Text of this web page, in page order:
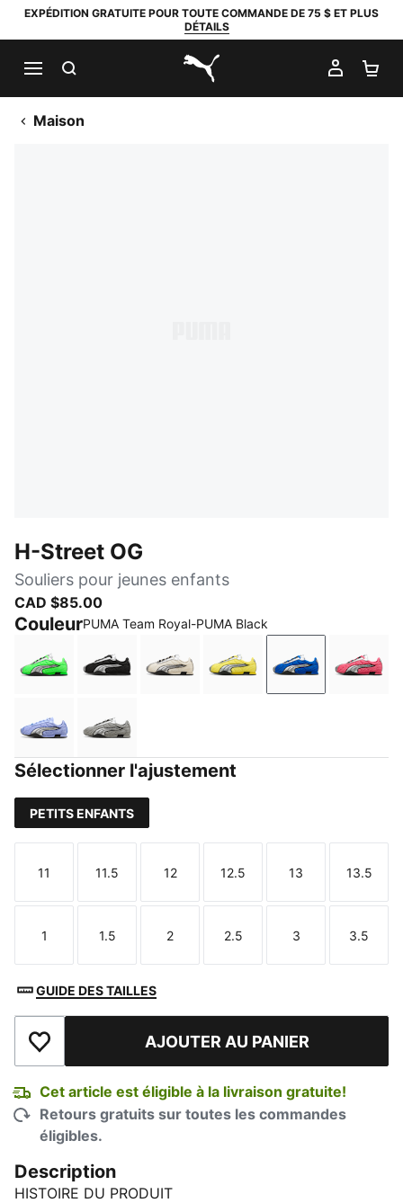
EXPÉDITION GRATUITE POUR TOUTE COMMANDE DE 75 $ ET PLUS
DÉTAILS
PUMA.com
MON
Maison
H-Street OG
Souliers pour jeunes enfants
CAD $85.00
CouleurPUMA Team Royal-PUMA Black
Fizzy Green-PUMA Silver
PUMA Black-PUMA Silver
Frosted Ivory-PUMA Silver
Lemon Meringue-PUMA
PUMA Team
Magic
Intense Lavender-PUMA Black
Gray Echo-Puma Silver
Sélectionner l'ajustement
PETITS ENFANTS
Taille
11
Taille
11.5
Taille
12
Taille
12.5
Taille
13
Taille
13.5
Taille
1
Taille
1.5
Taille
2
Taille
2.5
Taille
3
Taille
3.5
GUIDE DES TAILLES
Ajouter à la liste de souhaits
AJOUTER AU PANIER
Cet article est éligible à la livraison gratuite!
Retours gratuits sur toutes les commandes
éligibles.
Description
HISTOIRE DU PRODUIT